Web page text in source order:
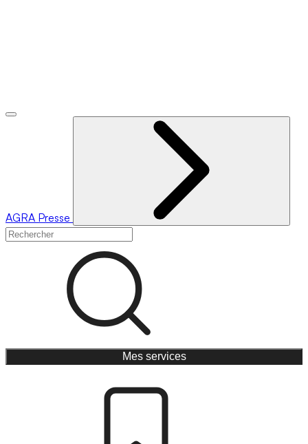
AGRA Presse
Mes services